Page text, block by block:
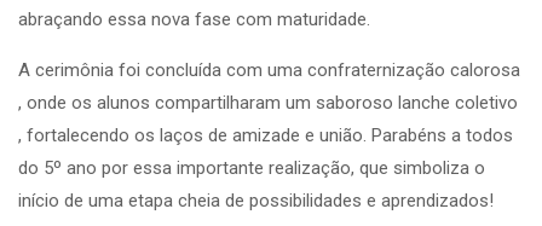
abraçando essa nova fase com maturidade.
A cerimônia foi concluída com uma confraternização calorosa
, onde os alunos compartilharam um saboroso lanche coletivo
, fortalecendo os laços de amizade e união. Parabéns a todos
do 5º ano por essa importante realização, que simboliza o
início de uma etapa cheia de possibilidades e aprendizados!